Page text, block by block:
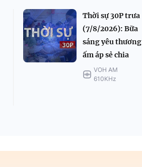
Thời sự 30P trưa
(7/8/2026): Bữa
sáng yêu thương
ấm áp sẻ chia
VOH AM
610KHz